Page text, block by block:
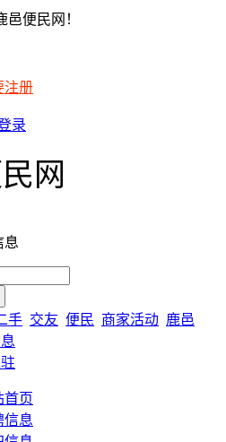
便民网！
注册
录
网
息
手 交友 便民 商家活动 鹿邑
首页
信息